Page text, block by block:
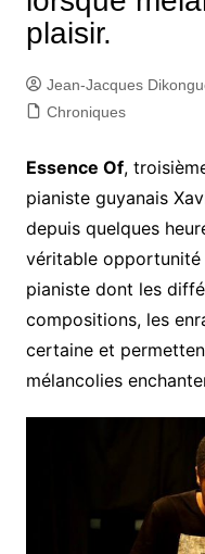
plaisir.
Jean-Jacques
Chroniques
Essence Of,
pianiste guyanais
depuis quelques
véritable opportunité
pianiste dont les
compositions, les
certaine et
mélancolies